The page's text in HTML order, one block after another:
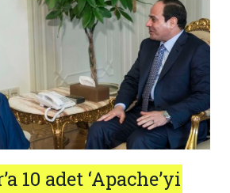
10 adet ‘Apache’yi